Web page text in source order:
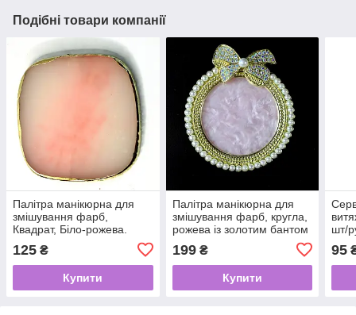
Подібні товари компанії
Палітра манікюрна для
змішування фарб,
Квадрат, Біло-рожева.
125 ₴
Купити
Палітра манікюрна для
змішування фарб, кругла,
рожева із золотим бантом
199₴
Купити
шт/
95